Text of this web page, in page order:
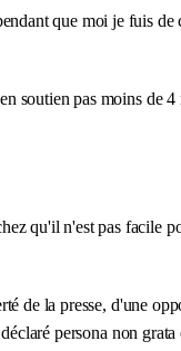
que moi je fuis
soutien pas moins de
qu'il n'est pas facile
de la presse, d'une
persona non